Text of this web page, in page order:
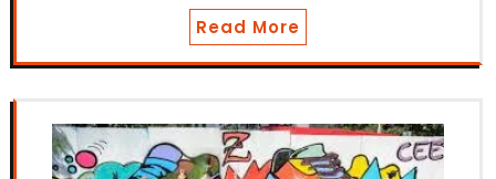
Read More